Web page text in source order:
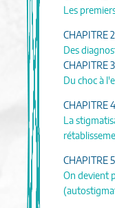
Les
CHAPITRE 2
Des
CHAPITRE 3
Du choc à
CHAPITRE 4
La
CHAPITRE 5
On devient